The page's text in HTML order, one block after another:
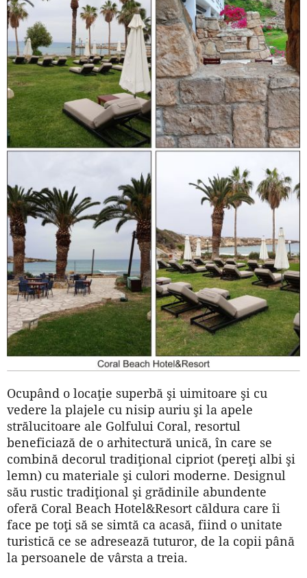
Ocupând o locaţie superbă şi uimitoare şi cu
vedere la plajele cu nisip auriu şi la apele
strălucitoare ale Golfului Coral, resortul
beneficiază de o arhitectură unică, în care se
combină decorul tradiţional cipriot (pereţi albi şi
lemn) cu materiale şi culori moderne. Designul
său rustic tradiţional şi grădinile abundente
oferă Coral Beach Hotel&Resort căldura care îi
face pe toţi să se simtă ca acasă, fiind o unitate
turistică ce se adresează tuturor, de la copii până
la persoanele de vârsta a treia.